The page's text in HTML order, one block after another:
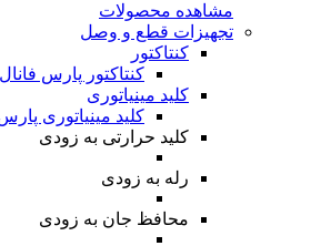
مشاهده محصولات
تجهیزات قطع و وصل
کنتاکتور
کنتاکتور پارس فانال
کلید مینیاتوری
کلید مینیاتوری
کلید حرارتی به زودی
رله به زودی
محافظ جان به زودی